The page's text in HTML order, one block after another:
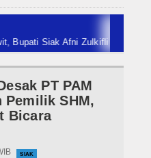
Siak Afni Zulkifli Raih
PT PAM
Pemilik SHM,
Bicara
SIAK